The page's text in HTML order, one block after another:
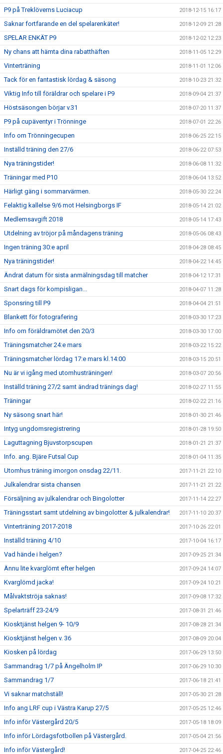
P9 på Treklöverns Luciacup 2018-12-15 16:17
Saknar fortfarande en del spelarenkäter! 2018-12-09 21:28
SPELAR ENKÄT P9 2018-12-02 12:23
Ny chans att hämta dina rabatthäften 2018-11-05 12:29
Vinterträning 2018-11-01 12:06
Tack för en fantastisk lördag & säsong 2018-10-23 21:32
Viktig Info till föräldrar och spelare i P9 2018-09-04 21:37
Höstsäsongen börjar v.31 2018-07-20 11:37
P9 på cupäventyr i Trönninge 2018-07-01 22:26
Info om Trönningecupen 2018-06-25 22:15
Inställd träning den 27/6 2018-06-22 07:53
Nya träningstider! 2018-06-08 11:32
Träningar med P10 2018-06-04 13:52
Härligt gäng i sommarvärmen. 2018-05-30 22:24
Felaktig kallelse 9/6 mot Helsingborgs IF 2018-05-14 21:02
Medlemsavgift 2018 2018-05-14 17:43
Utdelning av tröjor på måndagens träning 2018-05-06 08:43
Ingen träning 30:e april 2018-04-28 08:45
Nya träningstider! 2018-04-22 14:45
Ändrat datum för sista anmälningsdag till matcher 2018-04-12 17:31
Snart dags för kompisligan... 2018-04-07 11:28
Sponsring till P9 2018-04-04 21:51
Blankett för fotografering 2018-03-30 17:23
Info om föräldramötet den 20/3 2018-03-30 17:00
Träningsmatcher 24:e mars 2018-03-22 15:22
Träningsmatcher lördag 17:e mars kl.14:00 2018-03-15 20:51
Nu är vi igång med utomhusträningen! 2018-03-07 20:56
Inställd träning 27/2 samt ändrad tränings dag! 2018-02-27 11:55
Träningar 2018-02-22 21:16
Ny säsong snart här! 2018-01-30 21:46
Intyg ungdomsregistrering 2018-01-28 19:50
Laguttagning Bjuvstorpscupen 2018-01-21 21:37
Info. ang. Bjäre Futsal Cup 2018-01-04 11:35
Utomhus träning imorgon onsdag 22/11. 2017-11-21 22:10
Julkalendrar sista chansen 2017-11-21 21:22
Försäljning av julkalendrar och Bingolotter 2017-11-14 22:27
Träningsstart samt utdelning av bingolotter & julkalendrar! 2017-11-10 20:37
Vinterträning 2017-2018 2017-10-26 22:01
Inställd träning 4/10 2017-10-04 16:17
Vad hände i helgen? 2017-09-25 21:34
Ännu lite kvarglömt efter helgen 2017-09-24 14:07
Kvarglömd jacka! 2017-09-24 10:21
Målvaktströja saknas! 2017-09-08 17:32
Spelarträff 23-24/9 2017-08-31 21:46
Kiosktjänst helgen 9- 10/9 2017-08-28 21:34
Kiosktjänst helgen v. 36 2017-08-09 20:04
Kiosken på lördag 2017-06-29 13:50
Sammandrag 1/7 på Ängelholm IP 2017-06-29 10:30
Sammandrag 1/7 2017-06-18 21:41
Vi saknar matchställ! 2017-05-30 21:28
Info ang LRF cup i Västra Karup 27/5 2017-05-25 12:46
Info inför Västergård 20/5 2017-05-18 18:09
Info inför Lördagsfotbollen på Västergård. 2017-05-04 21:56
Info inför Västergård! 2017-04-25 22:46